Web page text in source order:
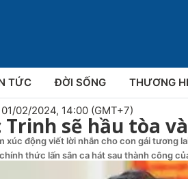
TỨC ĐỜI SỐNG THƯƠNG
02/2024, 14:00 (GMT+7)
Trinh sẽ hầu tòa
xúc động viết lời nhắn cho con gái tương
thức lấn sân ca hát sau thành công